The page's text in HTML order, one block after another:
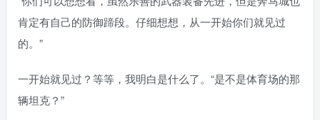
肯定有自己的防御蹄段。仔细想想，从一开始你们就见过
的。”
一开始就见过？等等，我明白是什么了。“是不是体育场的那
辆坦克？”